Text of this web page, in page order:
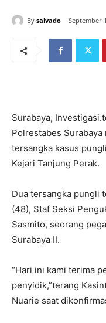
By salvado September
Surabaya,
Polrestabes
tersangka kasus
Kejari Tanjung Perak.
Dua tersangka pungli
(48), Staf Seksi
Sasmito, seorang
Surabaya II.
“Hari ini kami terima
penyidik,”terang
Nuarie saat